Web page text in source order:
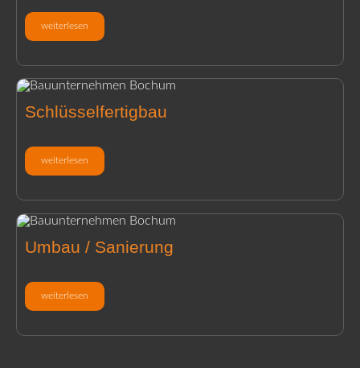
weiterlesen
Schlüsselfertigbau
weiterlesen
Umbau / Sanierung
weiterlesen